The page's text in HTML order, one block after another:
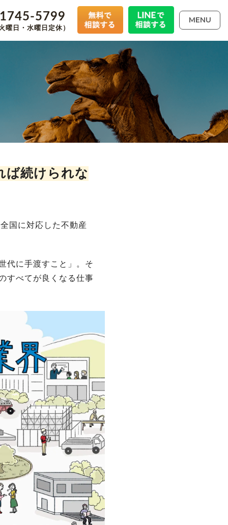
5799
日・水曜日定休）
MENU
ば続けられな
国に対応した不動産
代に手渡すこと」。そ
すべてが良くなる仕事